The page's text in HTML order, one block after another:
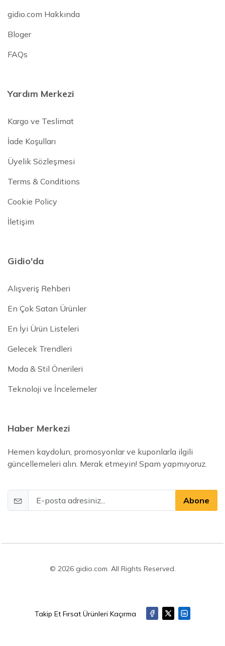
gidio.com Hakkında
Bloger
FAQs
Yardım Merkezi
Kargo ve Teslimat
İade Koşulları
Üyelik Sözleşmesi
Terms & Conditions
Cookie Policy
İletişim
Gidio'da
Alışveriş Rehberi
En Çok Satan Ürünler
En İyi Ürün Listeleri
Gelecek Trendleri
Moda & Stil Önerileri
Teknoloji ve İncelemeler
Haber Merkezi
Hemen kaydolun, promosyonlar ve kuponlarla ilgili
güncellemeleri alın. Merak etmeyin! Spam yapmıyoruz.
Abone
© 2026 gidio.com. All Rights Reserved.
Takip Et Fırsat Ürünleri Kaçırma